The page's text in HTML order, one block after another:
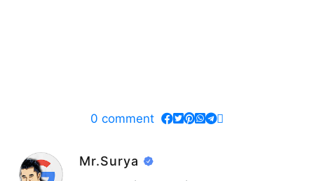
0 comment
Mr.Surya